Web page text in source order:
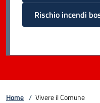
Rischio incendi
Home / Vivere il Comune